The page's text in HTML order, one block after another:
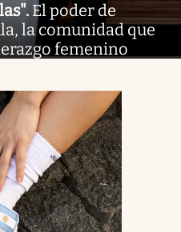
. El poder de
la comunidad que
femenino